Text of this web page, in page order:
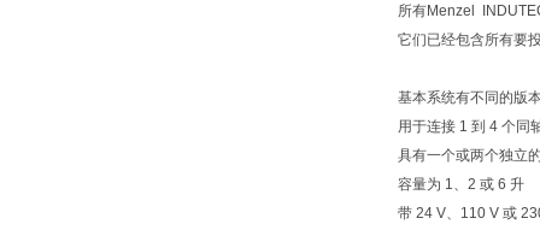
所有Menzel
它们已经包含所有要
基本系统有不同的版
用于连接 1 到 4 个同
具有一个或两个独立
容量为 1、2 或 6 升
带 24 V、110 V 或